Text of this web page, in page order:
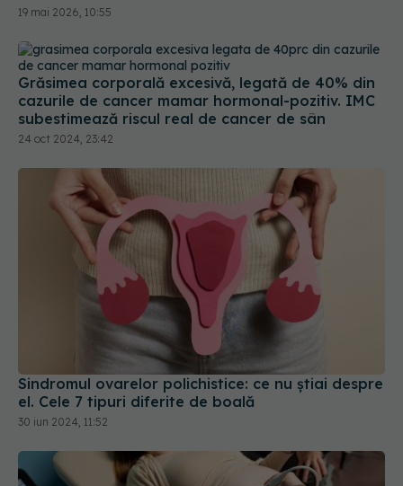
19 mai 2026, 10:55
Grăsimea corporală excesivă, legată de 40% din
cazurile de cancer mamar hormonal-pozitiv. IMC
subestimează riscul real de cancer de sân
24 oct 2024, 23:42
Sindromul ovarelor polichistice: ce nu știai despre
el. Cele 7 tipuri diferite de boală
30 iun 2024, 11:52